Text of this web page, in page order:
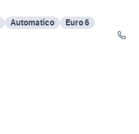
Automatico
Euro 6